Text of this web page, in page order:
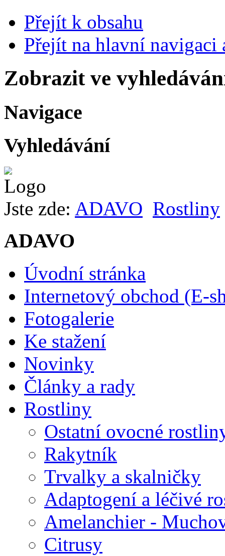
Přejít k obsahu
Přejít na hlavní navigaci
Zobrazit ve
Navigace
Vyhledávání
Jste zde: ADAVO Rostliny
ADAVO
Úvodní stránka
Internetový obchod (E-
Fotogalerie
Ke stažení
Novinky
Články a rady
Rostliny
Ostatní ovocné
Rakytník
Trvalky a skalničky
Adaptogení a léčivé
Amelanchier -
Citrusy